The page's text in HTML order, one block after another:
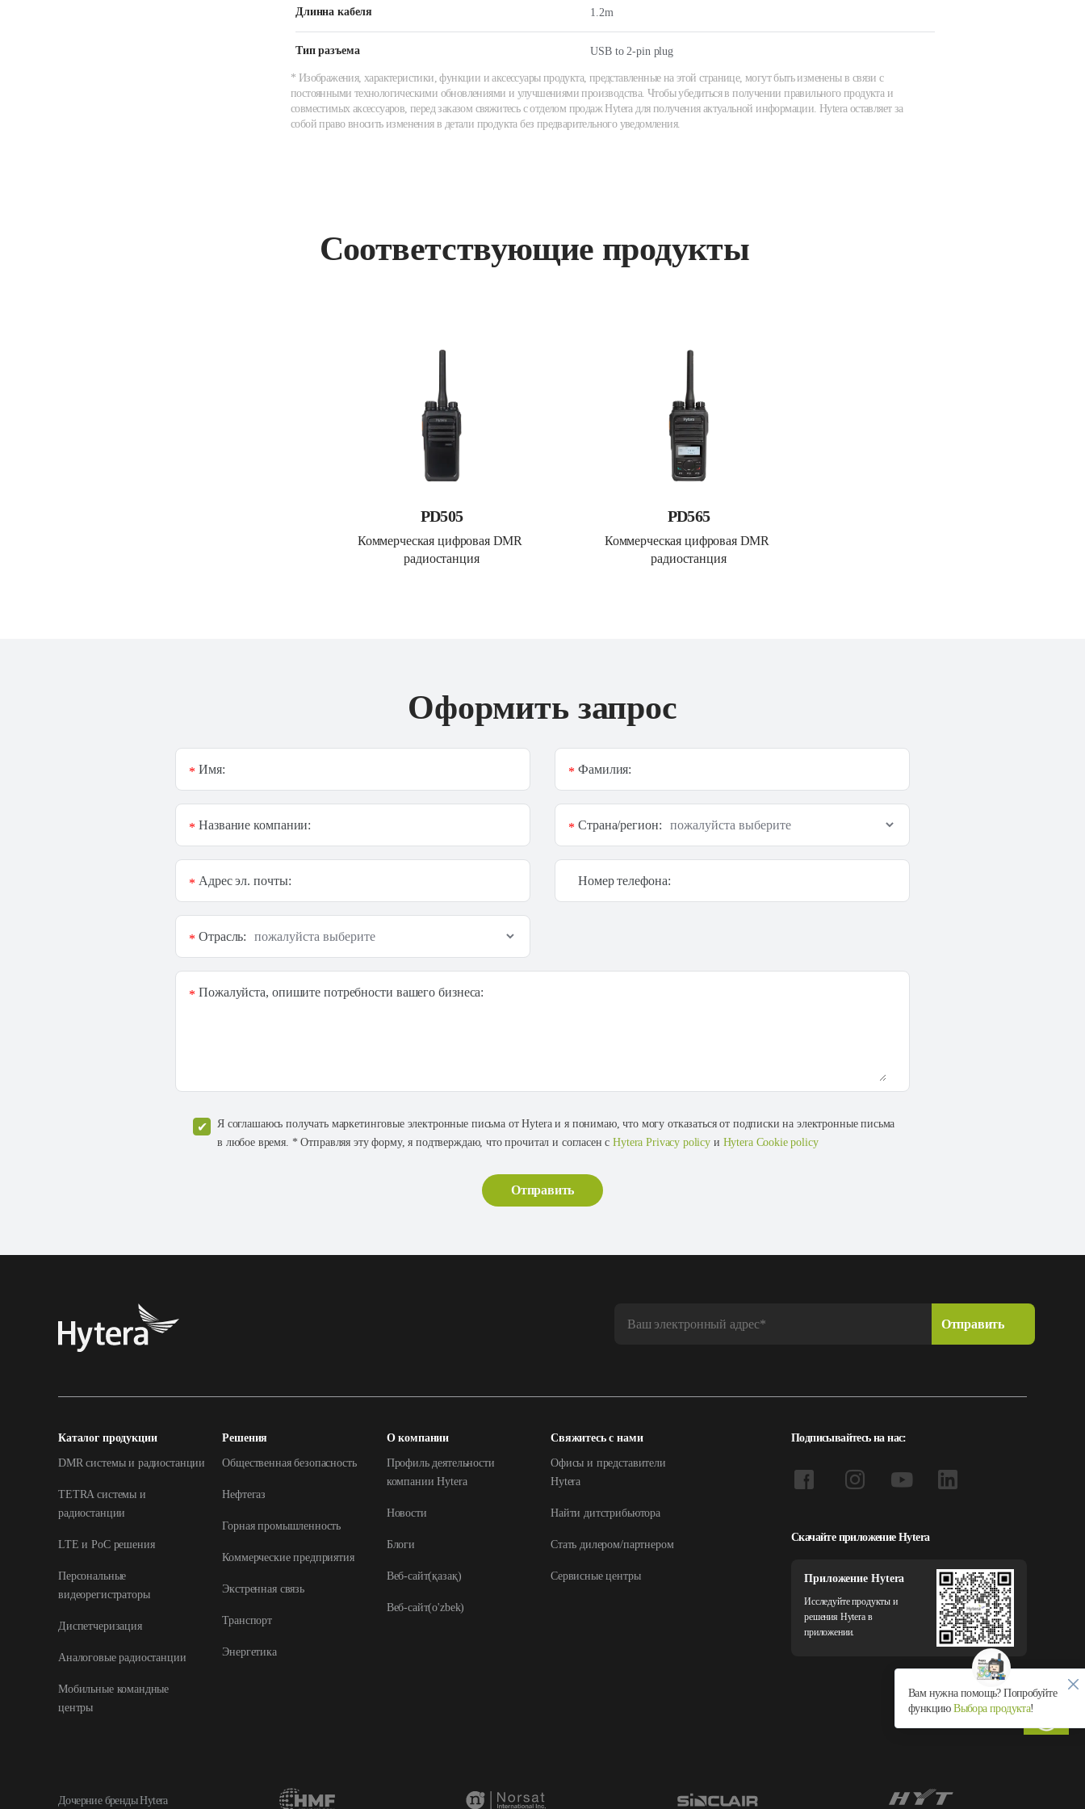
Длинна кабеля 1.2m
Тип разъема USB to 2-pin plug
* Изображения, характеристики, функции и аксессуары продукта, представленные на этой странице, могут быть изменены в связи с
постоянными технологическими обновлениями и улучшениями производства. Чтобы убедиться в получении правильного продукта и
совместимых аксессуаров, перед заказом свяжитесь с отделом продаж Hytera для получения актуальной информации. Hytera оставляет за
собой право вносить изменения в детали продукта без предварительного уведомления.
Соответствующие продукты
PD505
Коммерческая цифровая DMR
радиостанция
PD565
Коммерческая цифровая DMR
радиостанция
Оформить запрос
Имя:
* Фамилия:
*
Название компании:
* Страна/регион:
*
Адрес эл. почты:
* Номер телефона:
Отрасль:
*
Пожалуйста, опишите потребности вашего бизнеса:
*
Я соглашаюсь получать маркетинговые электронные письма от Hytera и я понимаю, что могу отказаться от подписки на электронные письма
в любое время. * Отправляя эту форму, я подтверждаю, что прочитал и согласен сHytera Privacy policy и Hytera Cookie policy
Каталог продукции
DMR системы и радиостанции
TETRA системы и
радиостанции
LTE и РоС решения
Персональные
видеорегистраторы
Диспетчеризация
Аналоговые радиостанции
Мобильные командные
центры
Решения
Общественная безопасность
Нефтегаз
Горная промышленность
Коммерческие предприятия
Экстренная связь
Транспорт
Энергетика
О компании
Профиль деятельности
компании Hytera
Новости
Блоги
Веб-сайт(қазақ)
Веб-сайт(o'zbek)
Свяжитесь с нами
Офисы и представители
Hytera
Найти дитстрибьютора
Стать дилером/партнером
Сервисные центры
Подписывайтесь на нас:
Скачайте приложение Hytera
Приложение Hytera
Исследуйте продукты и
решения Hytera в
приложении.
Дочерние бренды Hytera
Вам нужна помощь? Попробуйте
функциюВыбора продукта!